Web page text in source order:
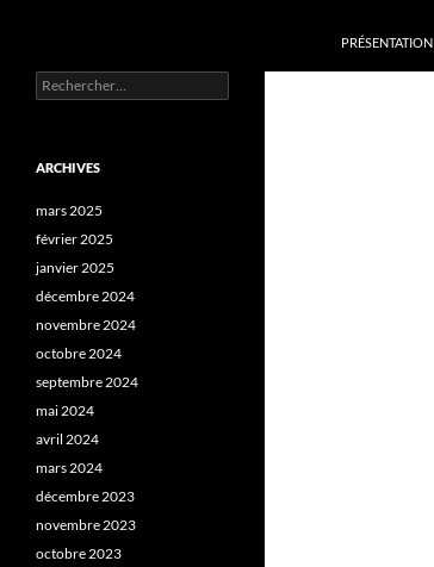
PRÉSENTATION
Rechercher :
ARCHIVES
mars 2025
février 2025
janvier 2025
décembre 2024
novembre 2024
octobre 2024
septembre 2024
mai 2024
avril 2024
mars 2024
décembre 2023
novembre 2023
octobre 2023